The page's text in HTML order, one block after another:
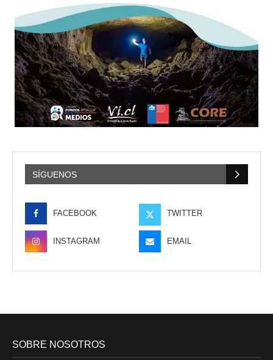
SÍGUENOS
FACEBOOK TWITTER
INSTAGRAM EMAIL
SOBRE NOSOTROS